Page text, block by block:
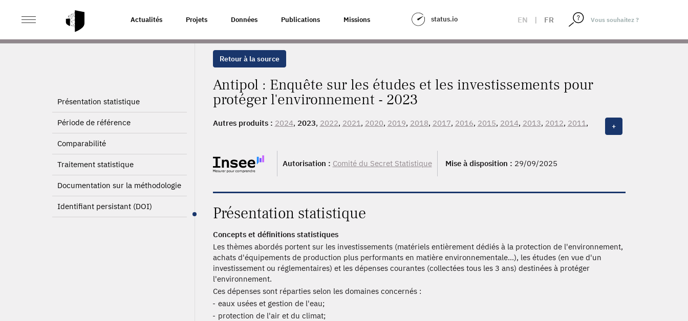
Actualités Projets Données Publications Missions status.io EN | FR
ACCUEIL PAGE PRODUIT
Présentation statistique
Période de référence
Comparabilité
Traitement statistique
Documentation sur la méthodologie
Identifiant persistant (DOI)
Retour à la source
Antipol : Enquête sur les études et les investissements pour
protéger l'environnement - 2023
Autres produits : 2024, 2023, 2022, 2021, 2020, 2019, 2018, 2017, 2016, 2015, 2014, 2013, 2012, 2011,
+
Autorisation : Comité du Secret Statistique Mise à disposition : 29/09/2025
Présentation statistique
Concepts et définitions statistiques
Les thèmes abordés portent sur les investissements (matériels entièrement dédiés à la protection de l'environnement,
achats d'équipements de production plus performants en matière environnementale...), les études (en vue d'un
investissement ou réglementaires) et les dépenses courantes (collectées tous les 3 ans) destinées à protéger
l'environnement.
Ces dépenses sont réparties selon les domaines concernés :
eaux usées et gestion de l'eau;
protection de l'air et du climat;